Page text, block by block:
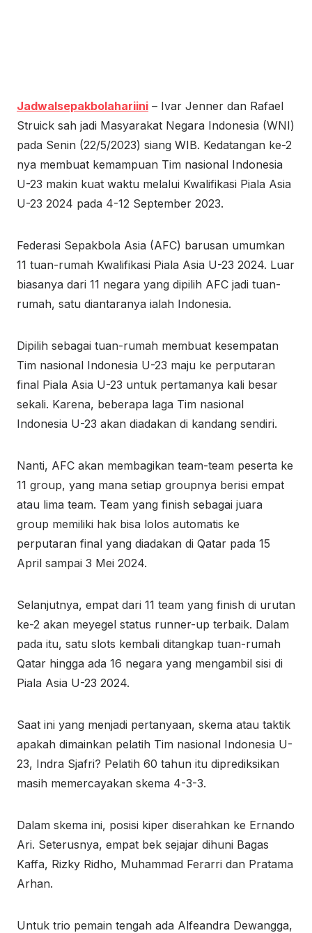
Jadwalsepakbolahariini – Ivar Jenner dan Rafael
Struick sah jadi Masyarakat Negara Indonesia (WNI)
pada Senin (22/5/2023) siang WIB. Kedatangan ke-2
nya membuat kemampuan Tim nasional Indonesia
U-23 makin kuat waktu melalui Kwalifikasi Piala Asia
U-23 2024 pada 4-12 September 2023.
Federasi Sepakbola Asia (AFC) barusan umumkan
11 tuan-rumah Kwalifikasi Piala Asia U-23 2024. Luar
biasanya dari 11 negara yang dipilih AFC jadi tuan-
rumah, satu diantaranya ialah Indonesia.
Dipilih sebagai tuan-rumah membuat kesempatan
Tim nasional Indonesia U-23 maju ke perputaran
final Piala Asia U-23 untuk pertamanya kali besar
sekali. Karena, beberapa laga Tim nasional
Indonesia U-23 akan diadakan di kandang sendiri.
Nanti, AFC akan membagikan team-team peserta ke
11 group, yang mana setiap groupnya berisi empat
atau lima team. Team yang finish sebagai juara
group memiliki hak bisa lolos automatis ke
perputaran final yang diadakan di Qatar pada 15
April sampai 3 Mei 2024.
Selanjutnya, empat dari 11 team yang finish di urutan
ke-2 akan meyegel status runner-up terbaik. Dalam
pada itu, satu slots kembali ditangkap tuan-rumah
Qatar hingga ada 16 negara yang mengambil sisi di
Piala Asia U-23 2024.
Saat ini yang menjadi pertanyaan, skema atau taktik
apakah dimainkan pelatih Tim nasional Indonesia U-
23, Indra Sjafri? Pelatih 60 tahun itu diprediksikan
masih memercayakan skema 4-3-3.
Dalam skema ini, posisi kiper diserahkan ke Ernando
Ari. Seterusnya, empat bek sejajar dihuni Bagas
Kaffa, Rizky Ridho, Muhammad Ferarri dan Pratama
Arhan.
Untuk trio pemain tengah ada Alfeandra Dewangga,